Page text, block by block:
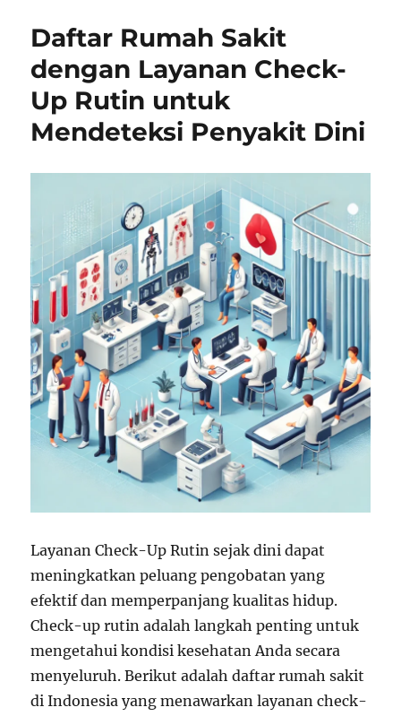
Daftar Rumah Sakit
dengan Layanan Check-
Up Rutin untuk
Mendeteksi Penyakit Dini
Layanan Check-Up Rutin sejak dini dapat
meningkatkan peluang pengobatan yang
efektif dan memperpanjang kualitas hidup.
Check-up rutin adalah langkah penting untuk
mengetahui kondisi kesehatan Anda secara
menyeluruh. Berikut adalah daftar rumah sakit
di Indonesia yang menawarkan layanan check-